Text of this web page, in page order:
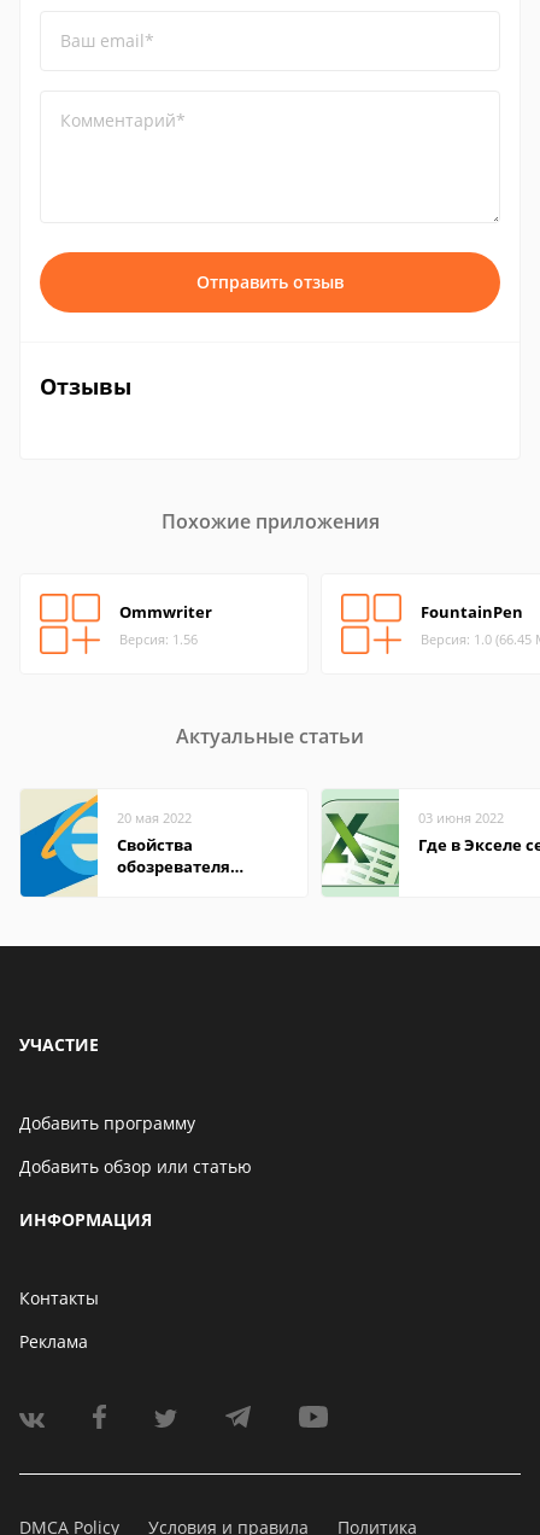
Ваш email*
Комментарий*
Отправить отзыв
Отзывы
Похожие приложения
Ommwriter
Версия: 1.56
FountainPen
Версия: 1.0 (66.45
Актуальные статьи
20 мая 2022
Свойства
обозревателя
03 июня 2022
Где в Экселе
УЧАСТИЕ
Добавить программу
Добавить обзор или статью
ИНФОРМАЦИЯ
Контакты
Реклама
DMCA Policy Условия и правила Политика